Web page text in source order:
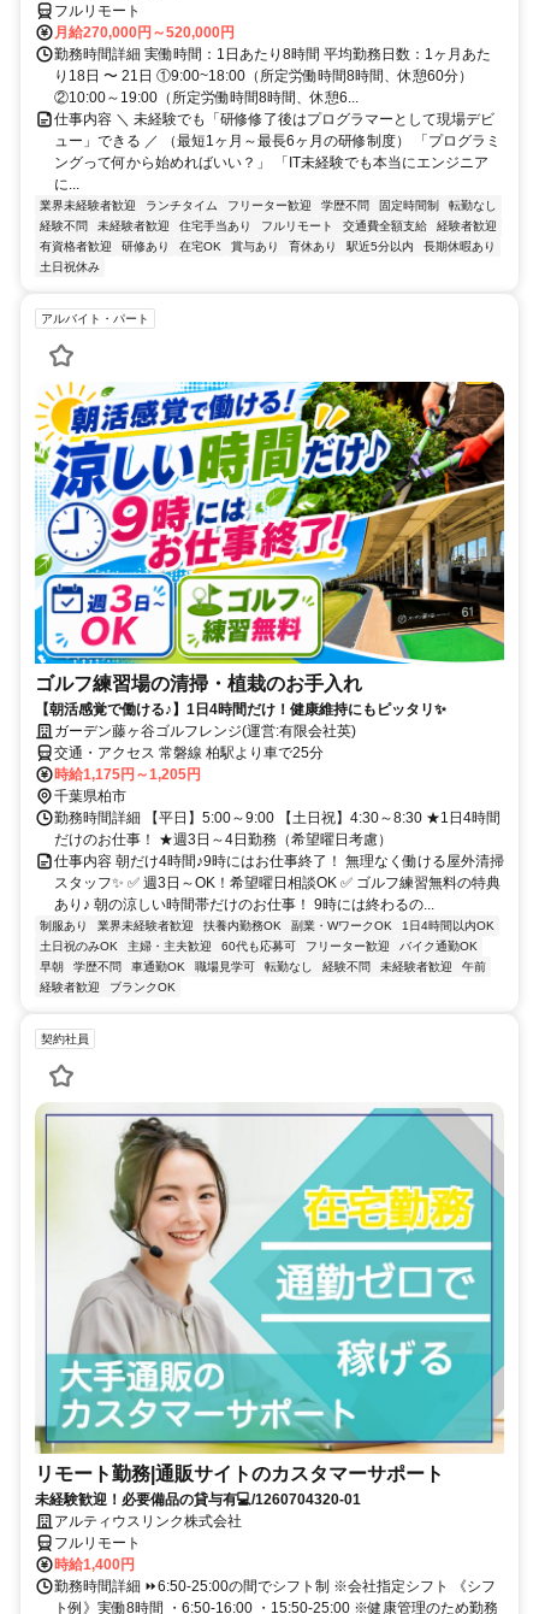
フルリモート
月給270,000円～520,000円
勤務時間詳細 実働時間：1日あたり8時間 平均勤務日数：1ヶ月あた
り18日 〜 21日 ①9:00~18:00（所定労働時間8時間、休憩60分）
②10:00～19:00（所定労働時間8時間、休憩6...
仕事内容 ＼ 未経験でも「研修修了後はプログラマーとして現場デビ
ュー」できる ／ （最短1ヶ月～最長6ヶ月の研修制度） 「プログラミ
ングって何から始めればいい？」 「IT未経験でも本当にエンジニア
に...
業界未経験者歓迎 ランチタイム フリーター歓迎 学歴不問 固定時間制
転勤なし
経験不問
未経験者歓迎 住宅手当あり フルリモート 交通費全額支給
経験者歓迎
有資格者歓迎
研修あり 在宅OK 賞与あり 育休あり 駅近5分以内
長期休暇あり
土日祝休み
アルバイト・パート
ゴルフ練習場の清掃・植栽のお手入れ
【朝活感覚で働ける♪】1日4時間だけ！健康維持にもピッタリ✨
ガーデン藤ヶ谷ゴルフレンジ(運営:有限会社英)
交通・アクセス 常磐線 柏駅より車で25分
時給1,175円～1,205円
千葉県柏市
勤務時間詳細 【平日】5:00～9:00 【土日祝】4:30～8:30 ★1日4時間
だけのお仕事！ ★週3日～4日勤務（希望曜日考慮）
仕事内容 朝だけ4時間♪9時にはお仕事終了！ 無理なく働ける屋外清掃
スタッフ✨ ✅ 週3日～OK！希望曜日相談OK ✅ ゴルフ練習無料の特典
あり♪ 朝の涼しい時間帯だけのお仕事！ 9時には終わるの...
制服あり 業界未経験者歓迎 扶養内勤務OK 副業・WワークOK
1日4時間以内OK
土日祝のみOK
主婦・主夫歓迎 60代も応募可 フリーター歓迎
バイク通勤OK
早朝
学歴不問 車通勤OK 職場見学可 転勤なし 経験不問 未経験者歓迎
午前
経験者歓迎
ブランクOK
契約社員
リモート勤務|通販サイトのカスタマーサポート
未経験歓迎！必要備品の貸与有💻/1260704320-01
アルティウスリンク株式会社
フルリモート
時給1,400円
勤務時間詳細 ⏩6:50-25:00の間でシフト制 ※会社指定シフト 《シフ
ト例》実働8時間 ・6:50-16:00 ・15:50-25:00 ※健康管理のため勤務